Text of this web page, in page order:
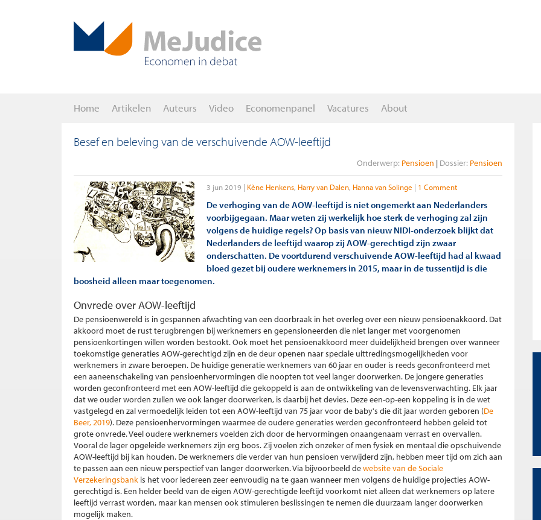
Home Artikelen Auteurs Video Economenpanel Vacatures About
Besef en beleving van de verschuivende AOW-leeftijd
Onderwerp: Pensioen Dossier: Pensioen
3 jun 2019 Kène Henkens Harry van Dalen Hanna van Solinge 1 Comment
De verhoging van de AOW-leeftijd is niet ongemerkt aan Nederlanders
voorbijgegaan. Maar weten zij werkelijk hoe sterk de verhoging zal zijn
volgens de huidige regels? Op basis van nieuw NIDI-onderzoek blijkt dat
Nederlanders de leeftijd waarop zij AOW-gerechtigd zijn zwaar
onderschatten. De voortdurend verschuivende AOW-leeftijd had al kwaad
bloed gezet bij oudere werknemers in 2015, maar in de tussentijd is die
boosheid alleen maar toegenomen.
Onvrede over AOW-leeftijd
De pensioenwereld is in gespannen afwachting van een doorbraak in het overleg over een nieuw pensioenakkoord. Dat
akkoord moet de rust terugbrengen bij werknemers en gepensioneerden die niet langer met voorgenomen
pensioenkortingen willen worden bestookt. Ook moet het pensioenakkoord meer duidelijkheid brengen over wanneer
toekomstige generaties AOW-gerechtigd zijn en de deur openen naar speciale uittredingsmogelijkheden voor
werknemers in zware beroepen. De huidige generatie werknemers van 60 jaar en ouder is reeds geconfronteerd met
een aaneenschakeling van pensioenhervormingen die noopten tot veel langer doorwerken. De jongere generaties
worden geconfronteerd met een AOW-leeftijd die gekoppeld is aan de ontwikkeling van de levensverwachting. Elk jaar
dat we ouder worden zullen we ook langer doorwerken, is daarbij het devies. Deze een-op-een koppeling is in de wet
vastgelegd en zal vermoedelijk leiden tot een AOW-leeftijd van 75 jaar voor de baby's die dit jaar worden geboren (De
Beer, 2019). Deze pensioenhervormingen waarmee de oudere generaties werden geconfronteerd hebben geleid tot
grote onvrede. Veel oudere werknemers voelden zich door de hervormingen onaangenaam verrast en overvallen.
Vooral de lager opgeleide werknemers zijn erg boos. Zij voelen zich onzeker of men fysiek en mentaal die opschuivende
AOW-leeftijd bij kan houden. De werknemers die verder van hun pensioen verwijderd zijn, hebben meer tijd om zich aan
te passen aan een nieuw perspectief van langer doorwerken. Via bijvoorbeeld dewebsite van de Sociale
Verzekeringsbank is het voor iedereen zeer eenvoudig na te gaan wanneer men volgens de huidige projecties AOW-
gerechtigd is. Een helder beeld van de eigen AOW-gerechtigde leeftijd voorkomt niet alleen dat werknemers op latere
leeftijd verrast worden, maar kan mensen ook stimuleren beslissingen te nemen die duurzaam langer doorwerken
mogelijk maken.